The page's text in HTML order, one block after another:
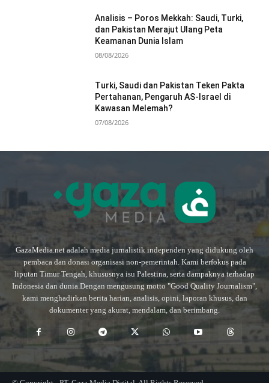
Analisis – Poros Mekkah: Saudi, Turki,
dan Pakistan Merajut Ulang Peta
Keamanan Dunia Islam
08/08/2026
Turki, Saudi dan Pakistan Teken Pakta
Pertahanan, Pengaruh AS-Israel di
Kawasan Melemah?
07/08/2026
GazaMedia.net adalah media jurnalistik independen yang didukung oleh
pembaca dan donasi organisasi non-pemerintah. Kami berfokus pada
liputan Timur Tengah, khususnya isu Palestina, serta dampaknya terhadap
Indonesia dan dunia.Dengan mengusung motto "Good Quality Journalism",
kami menghadirkan berita harian, analisis, opini, laporan khusus, dan
dokumenter yang akurat, mendalam, dan berimbang.